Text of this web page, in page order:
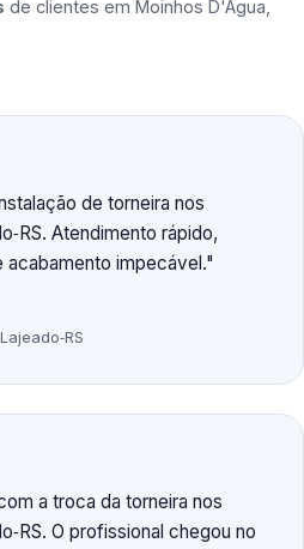
de clientes em Moinhos D'Água,
de torneira nos
Atendimento rápido,
acabamento impecável.
a troca da torneira nos
O profissional chegou no